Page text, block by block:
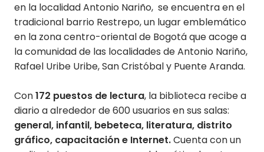
en la localidad Antonio Nariño, se encuentra en el
tradicional barrio Restrepo, un lugar emblemático
en la zona centro-oriental de Bogotá que acoge a
la comunidad de las localidades de Antonio Nariño,
Rafael Uribe Uribe, San Cristóbal y Puente Aranda.
Con172 puestos de lectura, la biblioteca recibe a
diario a alrededor de 600 usuarios en sus salas:
general, infantil, bebeteca, literatura, distrito
gráfico, capacitación e Internet.Cuenta con un